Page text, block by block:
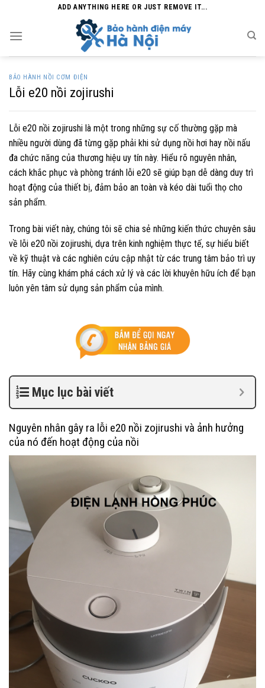
content
ADD ANYTHING HERE OR JUST REMOVE IT...
BẢO HÀNH NỒI CƠM ĐIỆN
Lỗi e20 nồi zojirushi
Lỗi e20 nồi zojirushi là một trong những sự cố thường gặp mà
nhiều người dùng đã từng gặp phải khi sử dụng nồi hơi hay nồi nấu
đa chức năng của thương hiệu uy tín này. Hiểu rõ nguyên nhân,
cách khắc phục và phòng tránh lỗi e20 sẽ giúp bạn dễ dàng duy trì
hoạt động của thiết bị, đảm bảo an toàn và kéo dài tuổi thọ cho
sản phẩm.
Trong bài viết này, chúng tôi sẽ chia sẻ những kiến thức chuyên sâu
về lỗi e20 nồi zojirushi, dựa trên kinh nghiệm thực tế, sự hiểu biết
về kỹ thuật và các nghiên cứu cập nhật từ các trung tâm bảo trì uy
tín. Hãy cùng khám phá cách xử lý và các lời khuyên hữu ích để bạn
luôn yên tâm sử dụng sản phẩm của mình.
Mục lục bài viết
Nguyên nhân gây ra lỗi e20 nồi zojirushi và ảnh hưởng
của nó đến hoạt động của nồi